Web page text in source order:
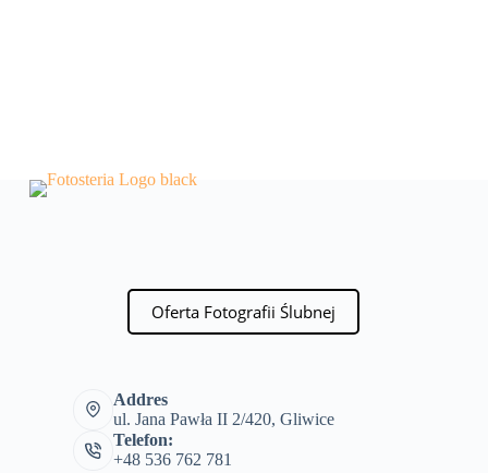
Oferta Fotografii Ślubnej
Addres
ul. Jana Pawła II 2/420, Gliwice
Telefon:
+48 536 762 781